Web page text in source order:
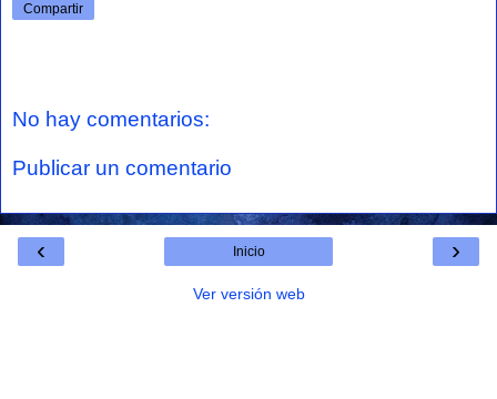
Compartir
No hay comentarios:
Publicar un comentario
‹ ›
Inicio
Ver versión web